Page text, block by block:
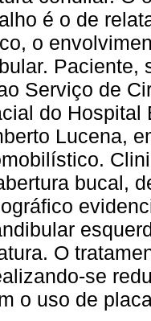
é o de
o
Paciente,
Serviço de
do Hospital
Lucena,
bucal,
O
se
o uso de